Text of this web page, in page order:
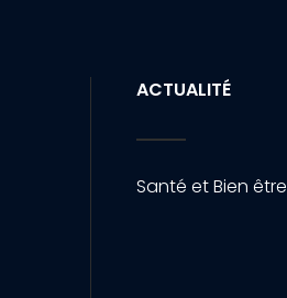
ACTUALITÉ
Santé et Bien être